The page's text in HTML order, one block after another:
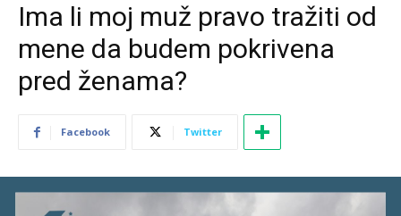
Ima li moj muž pravo tražiti od
mene da budem pokrivena
pred ženama?
Facebook Twitter